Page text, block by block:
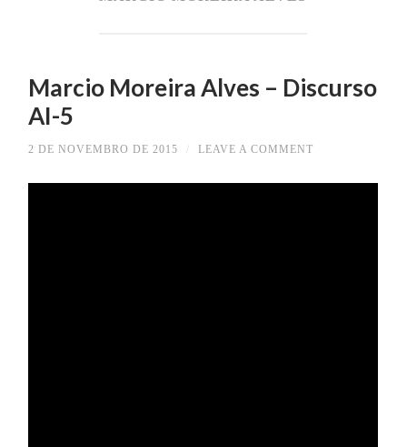
Marcio Moreira Alves – Discurso
AI-5
2 DE NOVEMBRO DE 2015 LEAVE A COMMENT